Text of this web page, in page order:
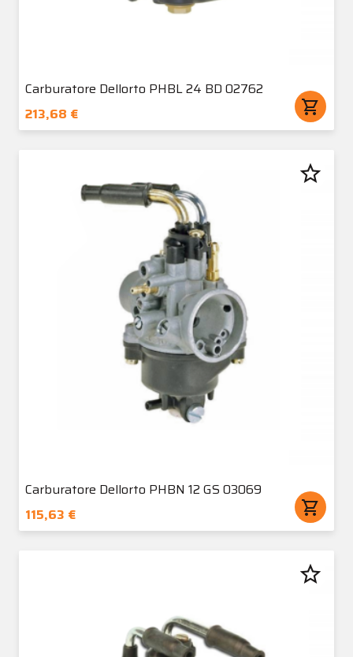
Carburatore Dellorto PHBL 24 BD 02762
213,68 €
shopping_cart
Carburatore Dellorto PHBN 12 GS 03069
115,63 €
shopping_cart
star_border
star_border